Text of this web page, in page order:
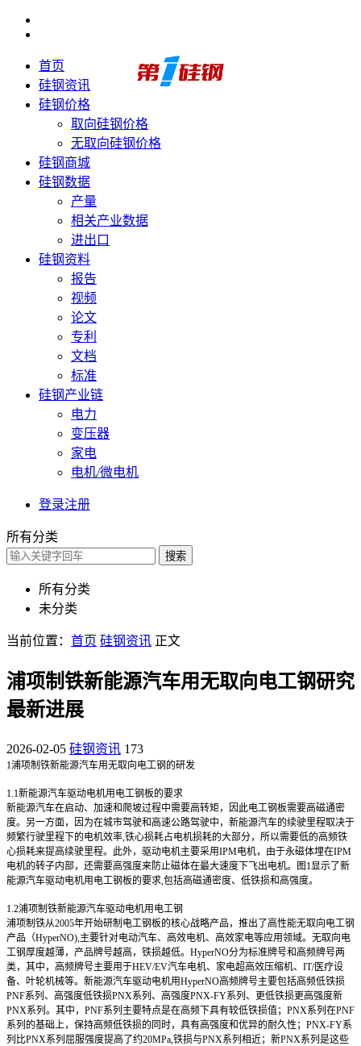
首页
硅钢资讯
硅钢价格
取向硅钢价格
无取向硅钢价格
硅钢商城
硅钢数据
产量
相关产业数据
进出口
硅钢资料
报告
视频
论文
专利
文档
标准
硅钢产业链
电力
变压器
家电
电机/微电机
登录注册
所有分类
搜索
所有分类
未分类
当前位置： 首页 硅钢资讯 正文
浦项制铁新能源汽车用无取向电工钢研究
最新进展
2026-02-05 硅钢资讯 173
1浦项制铁新能源汽车用无取向电工钢的研发
1.1新能源汽车驱动电机用电工钢板的要求
新能源汽车在启动、加速和爬坡过程中需要高转矩，因此电工钢板需要高磁通密
度。另一方面，因为在城市驾驶和高速公路驾驶中，新能源汽车的续驶里程取决于
频繁行驶里程下的电机效率,铁心损耗占电机损耗的大部分，所以需要低的高频铁
心损耗来提高续驶里程。此外，驱动电机主要采用IPM电机，由于永磁体埋在IPM
电机的转子内部，还需要高强度来防止磁体在最大速度下飞出电机。图1显示了新
能源汽车驱动电机用电工钢板的要求,包括高磁通密度、低铁损和高强度。
1.2浦项制铁新能源汽车驱动电机用电工钢
浦项制铁从2005年开始研制电工钢板的核心战略产品，推出了高性能无取向电工钢
产品（HyperNO),主要针对电动汽车、高效电机、高效家电等应用领域。无取向电
工钢厚度越薄，产品牌号越高，铁损越低。HyperNO分为标准牌号和高频牌号两
类，其中，高频牌号主要用于HEV/EV汽车电机、家电超高效压缩机、IT/医疗设
备、叶轮机械等。新能源汽车驱动电机用HyperNO高频牌号主要包括高频低铁损
PNF系列、高强度低铁损PNX系列、高强度PNX-FY系列、更低铁损更高强度新
PNX系列。其中，PNF系列主要特点是在高频下具有较低铁损值；PNX系列在PNF
系列的基础上，保持高频低铁损的同时，具有高强度和优异的耐久性；PNX-FY系
列比PNX系列屈服强度提高了约20MPa,铁损与PNX系列相近；新PNX系列是这些